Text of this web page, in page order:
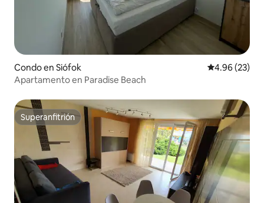
Condo en Siófok Calificación
4.96 (23)
Apartamento en Paradise Beach
Superanfitrión
Superanfitrión